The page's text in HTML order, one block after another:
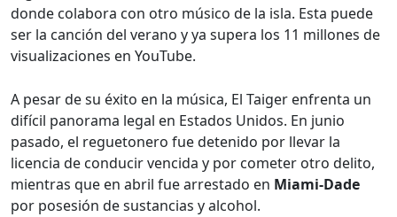
donde colabora con otro músico de la isla. Esta puede
ser la canción del verano y ya supera los 11 millones de
visualizaciones en YouTube.
A pesar de su éxito en la música, El Taiger enfrenta un
difícil panorama legal en Estados Unidos. En junio
pasado, el reguetonero fue detenido por llevar la
licencia de conducir vencida y por cometer otro delito,
mientras que en abril fue arrestado en Miami-Dade
por posesión de sustancias y alcohol.